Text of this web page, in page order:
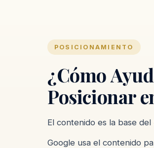
POSICIONAMIENTO
¿Cómo
Posicionar
El contenido es la base del
Google usa el contenido